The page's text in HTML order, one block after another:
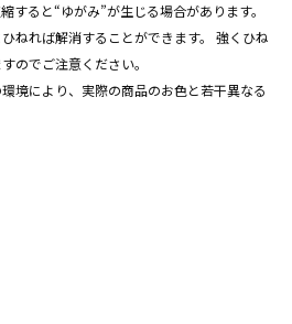
ると“ゆがみ”が生じる場合があります。
ねれば解消することができます。 強くひね
のでご注意ください。
境により、実際の商品のお色と若干異なる